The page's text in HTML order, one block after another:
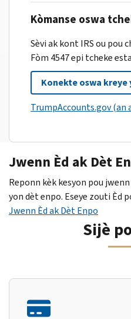
Kòmanse oswa
Sèvi ak kont IRS ou pou
Fòm 4547 epi tcheke
Konekte oswa
TrumpAccounts.gov (an
Jwenn Èd ak Dèt
Reponn kèk kesyon pou
yon dèt enpo. Eseye zouti Èd
Jwenn Èd ak Dèt Enpo
Sijè